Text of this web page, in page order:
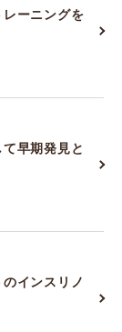
ーニングを
早期発見と
インスリノ